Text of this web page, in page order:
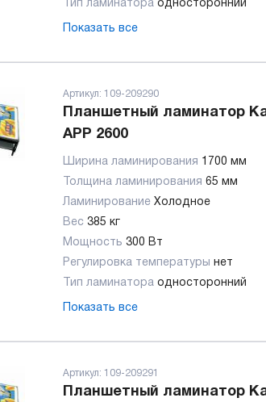
Тип ламинатора односторонний
Показать все
Артикул: 109-209290
Планшетный ламинатор
APP 2600
Ширина ламинирования 1700 мм
Толщина ламинирования 65 мм
Ламинирование Холодное
Вес 385 кг
Мощность 300 Вт
Регулировка температуры нет
Тип ламинатора односторонний
Показать все
Артикул: 109-209291
Планшетный ламинатор